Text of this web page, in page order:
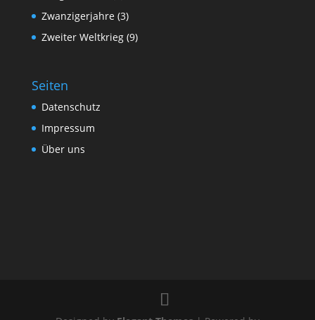
Zwanzigerjahre(3)
Zweiter Weltkrieg(9)
Seiten
Datenschutz
Impressum
Über uns